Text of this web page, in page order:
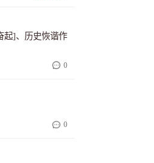
起]、历史恢谐作
0
0